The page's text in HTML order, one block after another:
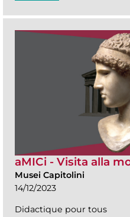
aMICi - Visita alla
Musei Capitolini
14/12/2023
Didactique pour tous